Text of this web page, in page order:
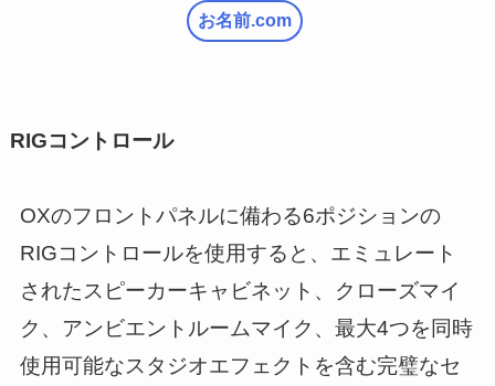
お名前.com
RIGコントロール
OXのフロントパネルに備わる6ポジションの
RIGコントロールを使用すると、エミュレート
されたスピーカーキャビネット、クローズマイ
ク、アンビエントルームマイク、最大4つを同時
使用可能なスタジオエフェクトを含む完璧なセ